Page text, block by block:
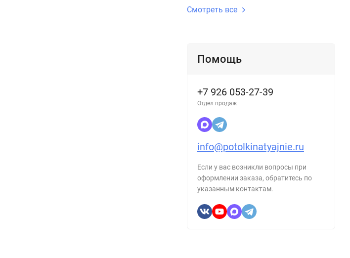
Смотреть все
Помощь
+7 926 053-27-39
Отдел продаж
info@potolkinatyajnie.ru
Если у вас возникли вопросы при
оформлении заказа, обратитесь по
указанным контактам.